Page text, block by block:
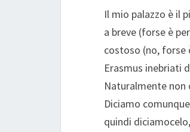
Il mio palazzo è il
a breve (forse è
costoso (no, forse
Erasmus inebriati
Naturalmente
Diciamo
quindi